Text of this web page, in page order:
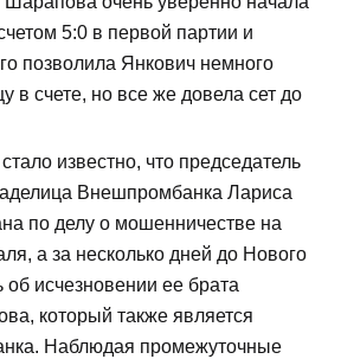
5:0 в первой партии и
позволила Янкович немного
в счете, но все же довела сет до
известно, что председатель
Внешпромбанка Лариса
по делу о мошенничестве на
а за несколько дней до Нового
об исчезновении ее брата
который также является
Наблюдая промежуточные